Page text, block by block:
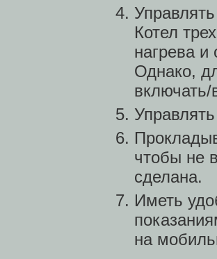
Котел
нагрева и
Однако,
включать/
чтобы не
сделана.
Иметь
на